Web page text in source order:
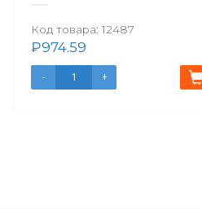
Код товара: 12487
₽974.59